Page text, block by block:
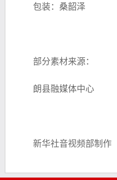
包装：桑韶泽
部分素材来源：
朗县融媒体中心
新华社音视频部制作